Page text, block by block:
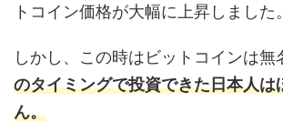
トコイン価格が大幅に上昇しました。
しかし、この時はビットコインは無
のタイミングで投資できた日本人は
ん。